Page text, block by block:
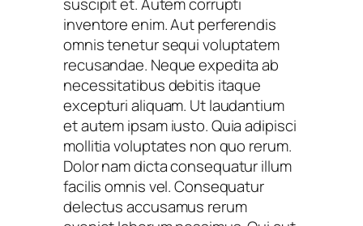
suscipit et. Autem corrupti
inventore enim. Aut perferendis
omnis tenetur sequi voluptatem
recusandae. Neque expedita ab
necessitatibus debitis itaque
excepturi aliquam. Ut laudantium
et autem ipsam iusto. Quia adipisci
mollitia voluptates non quo rerum.
Dolor nam dicta consequatur illum
facilis omnis vel. Consequatur
delectus accusamus rerum